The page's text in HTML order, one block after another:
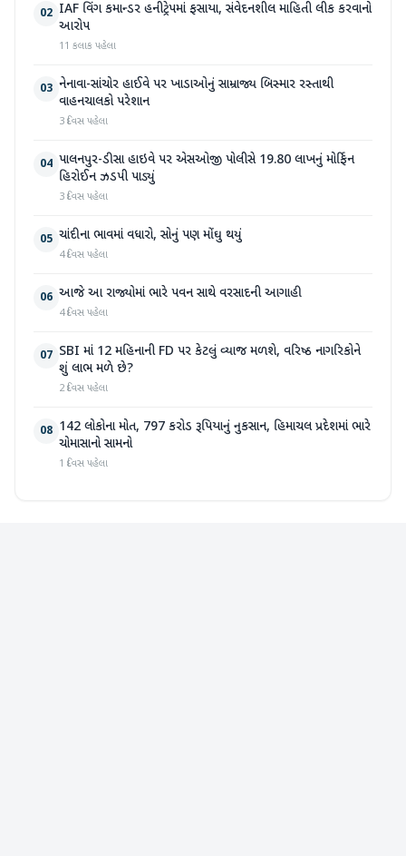
02 IAF વિંગ કમાન્ડર હનીટ્રેપમાં ફસાયા, સંવેદનશીલ માહિતી લીક કરવાનો
આરોપ
11 કલાક પહેલા
03 નેનાવા-સાંચોર હાઈવે પર ખાડાઓનું સામ્રાજ્ય બિસ્માર રસ્તાથી
વાહનચાલકો પરેશાન
3 દિવસ પહેલા
04 પાલનપુર-ડીસા હાઇવે પર એસઓજી પોલીસે 19.80 લાખનું મોર્ફિન
હિરોઈન ઝડપી પાડ્યું
3 દિવસ પહેલા
05 ચાંદીના ભાવમાં વધારો, સોનું પણ મોંઘુ થયું
4 દિવસ પહેલા
06 આજે આ રાજ્યોમાં ભારે પવન સાથે વરસાદની આગાહી
4 દિવસ પહેલા
07 SBI માં 12 મહિનાની FD પર કેટલું વ્યાજ મળશે, વરિષ્ઠ નાગરિકોને
શું લાભ મળે છે?
2 દિવસ પહેલા
08 142 લોકોના મોત, 797 કરોડ રૂપિયાનું નુકસાન, હિમાચલ પ્રદેશમાં ભારે
ચોમાસાનો સામનો
1 દિવસ પહેલા